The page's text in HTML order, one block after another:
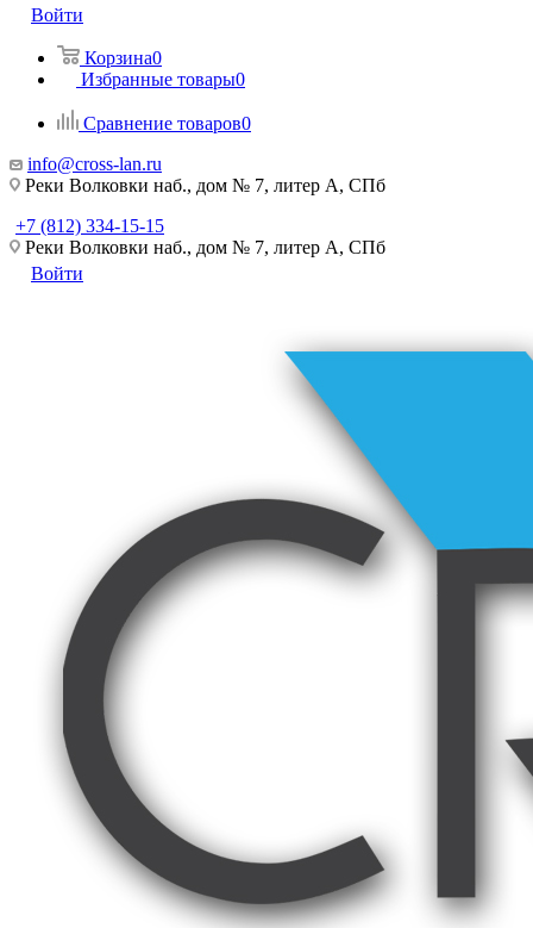
Войти
Корзина0
Избранные товары0
Сравнение товаров0
info@cross-lan.ru
Реки Волковки наб., дом № 7, литер А, СПб
+7 (812) 334-15-15
Реки Волковки наб., дом № 7, литер А, СПб
Войти